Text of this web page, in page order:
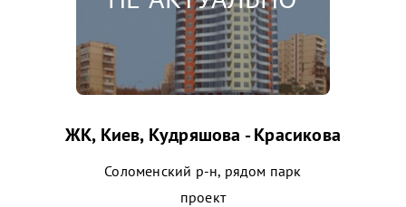
ЖК, Киев, Кудряшова - Красикова
Соломенский р-н, рядом парк
проект